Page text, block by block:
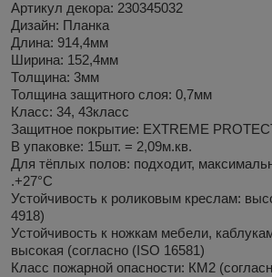
Артикул декора: 230345032
Дизайн: Планка
Длина: 914,4мм
Ширина: 152,4мм
Толщина: 3мм
Толщина защитного слоя: 0,7мм
Класс: 34, 43класс
Защитное покрытие: EXTREME
В упаковке: 15шт. = 2,09м.кв.
Для тёплых полов: подходит,
.+27°С
Устойчивость к роликовым креслам:
4918)
Устойчивость к ножкам мебели,
высокая (согласно (ISO 16581)
Класс пожарной опасности: КМ2